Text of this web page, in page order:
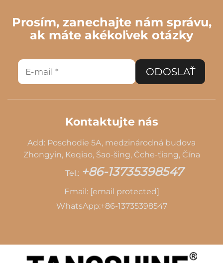
Prosím, zanechajte nám správu,
ak máte akékoľvek otázky
ODOSLAŤ
Kontaktujte nás
Add: Poschodie 5A, medzinárodná budova
Zhongyin, Keqiao, Šao-šing, Čche-ťiang, Čína
Tel.: +86-13735398547
Email: [email protected]
WhatsApp:+86-13735398547